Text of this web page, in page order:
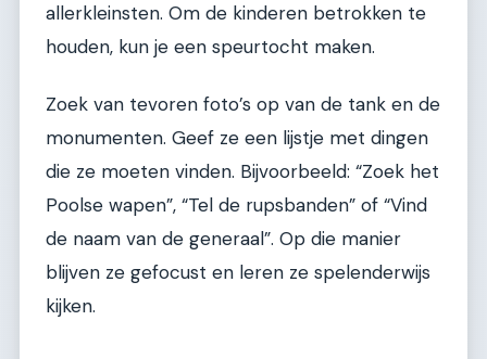
allerkleinsten. Om de kinderen betrokken te
houden, kun je een speurtocht maken.
Zoek van tevoren foto’s op van de tank en de
monumenten. Geef ze een lijstje met dingen
die ze moeten vinden. Bijvoorbeeld: “Zoek het
Poolse wapen”, “Tel de rupsbanden” of “Vind
de naam van de generaal”. Op die manier
blijven ze gefocust en leren ze spelenderwijs
kijken.